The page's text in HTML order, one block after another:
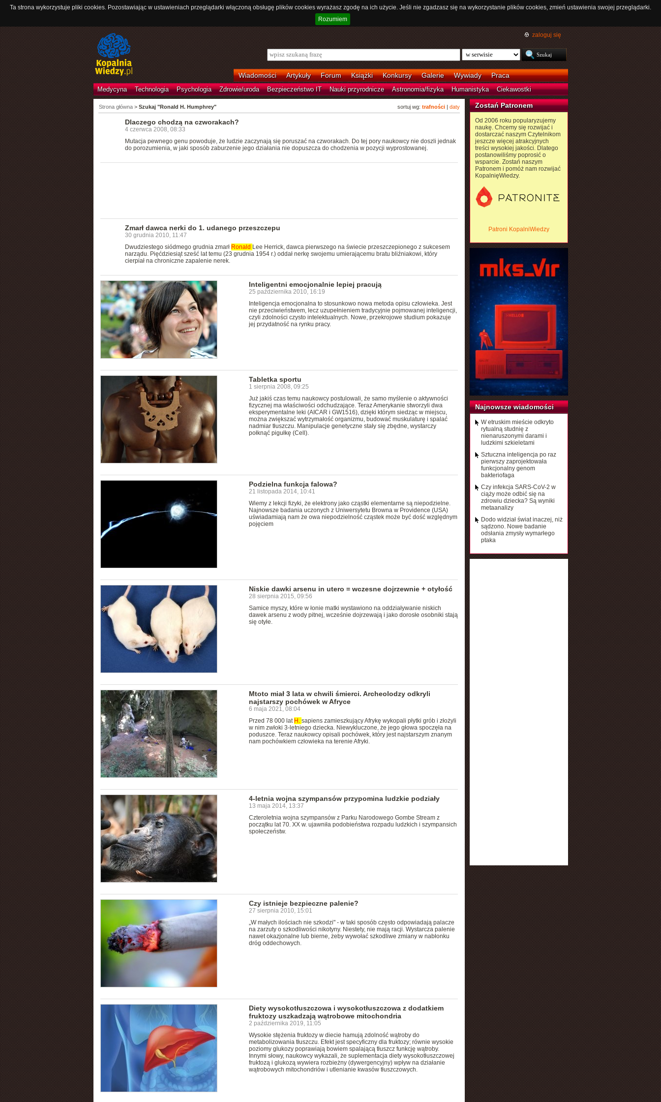
Ta strona wykorzystuje pliki cookies. Pozostawiając w ustawieniach przeglądarki włączoną obsługę plików cookies wyrażasz zgodę na ich użycie. Jeśli nie zgadzasz się na wykorzystanie plików cookies, zmień ustawienia swojej przeglądarki.
Rozumiem
zaloguj się
Wiadomości Artykuły Forum Książki Konkursy Galerie Wywiady Praca
Medycyna Technologia Psychologia Zdrowie/uroda Bezpieczeństwo IT Nauki przyrodnicze Astronomia/fizyka Humanistyka Ciekawostki
sortuj wg: trafności| daty
Strona główna> Szukaj "Ronald H. Humphrey"
Dlaczego chodzą na czworakach?
4 czerwca 2008, 08:33
Mutacja pewnego genu powoduje, że ludzie zaczynają się poruszać na czworakach. Do tej pory naukowcy nie doszli jednak
do porozumienia, w jaki sposób zaburzenie jego działania nie dopuszcza do chodzenia w pozycji wyprostowanej.
Zmarł dawca nerki do 1. udanego przeszczepu
30 grudnia 2010, 11:47
Dwudziestego siódmego grudnia zmarł Ronald Lee Herrick, dawca pierwszego na świecie przeszczepionego z sukcesem
narządu. Pięćdziesiąt sześć lat temu (23 grudnia 1954 r.) oddał nerkę swojemu umierającemu bratu bliźniakowi, który
cierpiał na chroniczne zapalenie nerek.
Inteligentni emocjonalnie lepiej pracują
25 października 2010, 16:19
Inteligencja emocjonalna to stosunkowo nowa metoda opisu człowieka. Jest
nie przeciwieństwem, lecz uzupełnieniem tradycyjnie pojmowanej inteligencji,
czyli zdolności czysto intelektualnych. Nowe, przekrojowe studium pokazuje
jej przydatność na rynku pracy.
Tabletka sportu
1 sierpnia 2008, 09:25
Już jakiś czas temu naukowcy postulowali, że samo myślenie o aktywności
fizycznej ma właściwości odchudzające. Teraz Amerykanie stworzyli dwa
eksperymentalne leki (AICAR i GW1516), dzięki którym siedząc w miejscu,
można zwiększać wytrzymałość organizmu, budować muskulaturę i spalać
nadmiar tłuszczu. Manipulacje genetyczne stały się zbędne, wystarczy
połknąć pigułkę (Cell).
Podzielna funkcja falowa?
21 listopada 2014, 10:41
Wiemy z lekcji fizyki, że elektrony jako cząstki elementarne są niepodzielne.
Najnowsze badania uczonych z Uniwersytetu Browna w Providence (USA)
uświadamiają nam że owa niepodzielność cząstek może być dość względnym
pojęciem
Niskie dawki arsenu in utero = wczesne dojrzewnie + otyłość
28 sierpnia 2015, 09:56
Samice myszy, które w łonie matki wystawiono na oddziaływanie niskich
dawek arsenu z wody pitnej, wcześnie dojrzewają i jako dorosłe osobniki stają
się otyłe.
Mtoto miał 3 lata w chwili śmierci. Archeolodzy odkryli
najstarszy pochówek w Afryce
6 maja 2021, 08:04
Przed 78 000 lat H. sapiens zamieszkujący Afrykę wykopali płytki grób i złożyli
w nim zwłoki 3-letniego dziecka. Niewykluczone, że jego głowa spoczęła na
poduszce. Teraz naukowcy opisali pochówek, który jest najstarszym znanym
nam pochówkiem człowieka na terenie Afryki.
4-letnia wojna szympansów przypomina ludzkie podziały
13 maja 2014, 13:37
Czteroletnia wojna szympansów z Parku Narodowego Gombe Stream z
początku lat 70. XX w. ujawniła podobieństwa rozpadu ludzkich i szympansich
społeczeństw.
Czy istnieje bezpieczne palenie?
27 sierpnia 2010, 15:01
„W małych ilościach nie szkodzi" - w taki sposób często odpowiadają palacze
na zarzuty o szkodliwości nikotyny. Niestety, nie mają racji. Wystarcza palenie
nawet okazjonalne lub bierne, żeby wywołać szkodliwe zmiany w nabłonku
dróg oddechowych.
Diety wysokotłuszczowa i wysokotłuszczowa z dodatkiem
fruktozy uszkadzają wątrobowe mitochondria
2 października 2019, 11:05
Wysokie stężenia fruktozy w diecie hamują zdolność wątroby do
metabolizowania tłuszczu. Efekt jest specyficzny dla fruktozy; równie wysokie
poziomy glukozy poprawiają bowiem spalającą tłuszcz funkcję wątroby.
Innymi słowy, naukowcy wykazali, że suplementacja diety wysokotłuszczowej
fruktozą i glukozą wywiera rozbieżny (dywergencyjny) wpływ na działanie
wątrobowych mitochondriów i utlenianie kwasów tłuszczowych.
Zostań Patronem
Od 2006 roku popularyzujemy
naukę. Chcemy się rozwijać i
dostarczać naszym Czytelnikom
jeszcze więcej atrakcyjnych
treści wysokiej jakości. Dlatego
postanowiliśmy poprosić o
wsparcie. Zostań naszym
Patronem i pomóż nam rozwijać
KopalnięWiedzy.
Patroni KopalniWiedzy
Najnowsze wiadomości
W etruskim mieście odkryto
rytualną studnię z
nienaruszonymi darami i
ludzkimi szkieletami
Sztuczna inteligencja po raz
pierwszy zaprojektowała
funkcjonalny genom
bakteriofaga
Czy infekcja SARS-CoV-2 w
ciąży może odbić się na
zdrowiu dziecka? Są wyniki
metaanalizy
Dodo widział świat inaczej, niż
sądzono. Nowe badanie
odsłania zmysły wymarłego
ptaka